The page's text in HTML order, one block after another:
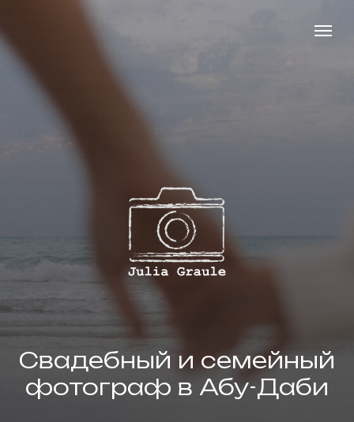
Свадебный и семейный
фотограф в Абу-Даби